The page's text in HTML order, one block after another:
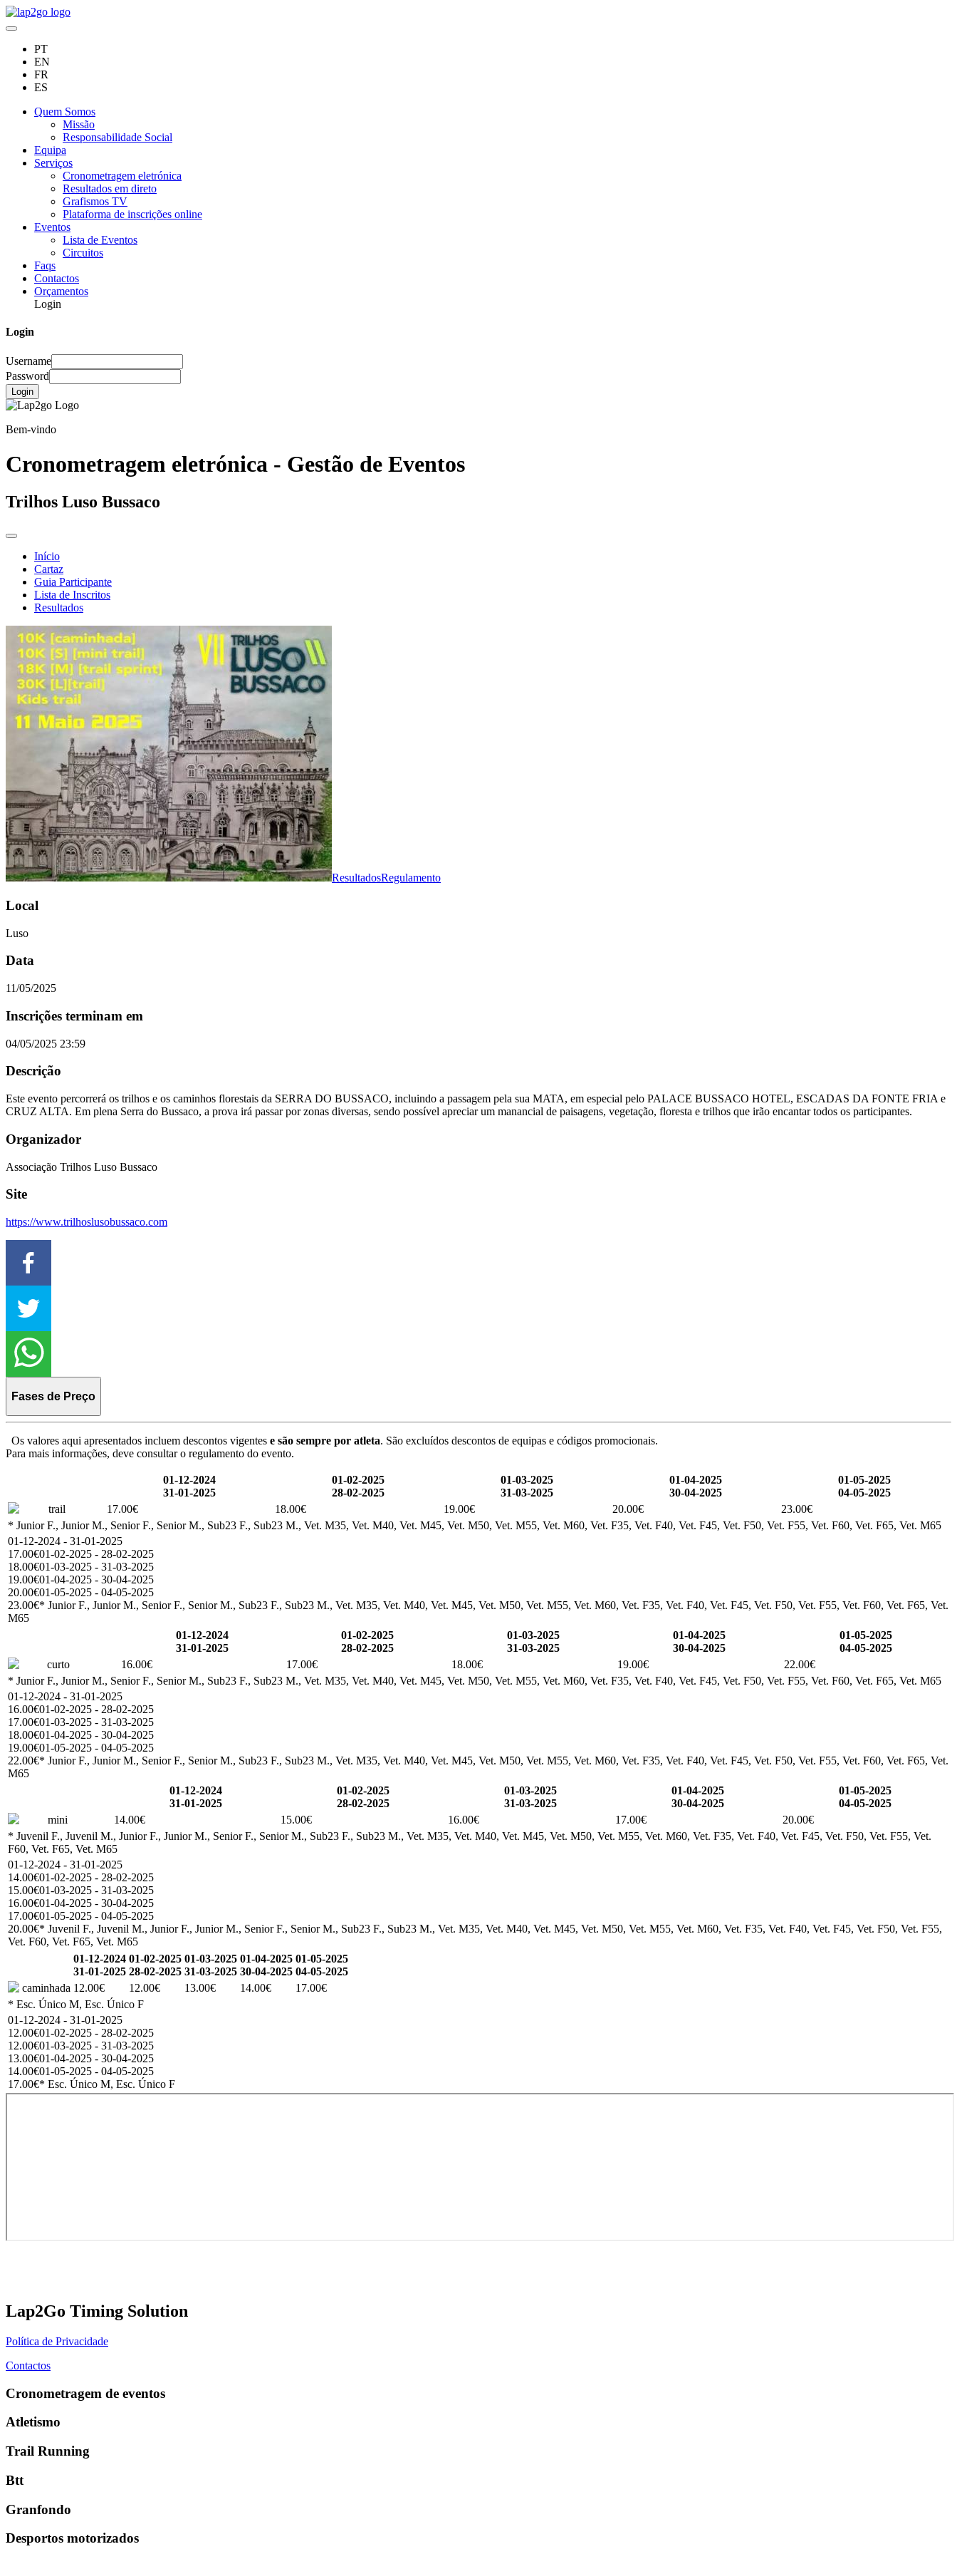
PT
EN
FR
ES
Quem Somos
Missão
Responsabilidade Social
Equipa
Serviços
Cronometragem eletrónica
Resultados em direto
Grafismos TV
Plataforma de inscrições online
Eventos
Lista de Eventos
Circuitos
Faqs
Contactos
Orçamentos
Login
Login
Username
Password
Login
Bem-vindo
Cronometragem eletrónica - Gestão de Eventos
Trilhos Luso Bussaco
Início
Cartaz
Guia Participante
Lista de Inscritos
Resultados
ResultadosRegulamento
Local
Luso
Data
11/05/2025
Inscrições terminam em
04/05/2025 23:59
Descrição
Este evento percorrerá os trilhos e os caminhos florestais da SERRA DO BUSSACO, incluindo a passagem pela sua MATA, em especial pelo PALACE BUSSACO HOTEL, ESCADAS DA FONTE FRIA e
CRUZ ALTA. Em plena Serra do Bussaco, a prova irá passar por zonas diversas, sendo possível apreciar um manancial de paisagens, vegetação, floresta e trilhos que irão encantar todos os participantes.
Organizador
Associação Trilhos Luso Bussaco
Site
https://www.trilhoslusobussaco.com
Fases de Preço
Os valores aqui apresentados incluem descontos vigentes e são sempre por atleta. São excluídos descontos de equipas e códigos promocionais.
Para mais informações, deve consultar o regulamento do evento.
01-12-2024
31-01-2025
01-02-2025
28-02-2025
01-03-2025
31-03-2025
01-04-2025
30-04-2025
01-05-2025
04-05-2025
trail
17.00€ 18.00€ 19.00€ 20.00€
23.00€
* Junior F., Junior M., Senior F., Senior M., Sub23 F., Sub23 M., Vet. M35, Vet. M40, Vet. M45, Vet. M50, Vet. M55, Vet. M60, Vet. F35, Vet. F40, Vet. F45, Vet. F50, Vet. F55, Vet. F60, Vet. F65, Vet. M65
01-12-2024 - 31-01-2025
17.00€01-02-2025 - 28-02-2025
18.00€01-03-2025 - 31-03-2025
19.00€01-04-2025 - 30-04-2025
20.00€01-05-2025 - 04-05-2025
23.00€* Junior F., Junior M., Senior F., Senior M., Sub23 F., Sub23 M., Vet. M35, Vet. M40, Vet. M45, Vet. M50, Vet. M55, Vet. M60, Vet. F35, Vet. F40, Vet. F45, Vet. F50, Vet. F55, Vet. F60, Vet. F65, Vet.
M65
01-12-2024
31-01-2025
01-02-2025
28-02-2025
01-03-2025
31-03-2025
01-04-2025
30-04-2025
01-05-2025
04-05-2025
curto
16.00€ 17.00€ 18.00€ 19.00€
22.00€
* Junior F., Junior M., Senior F., Senior M., Sub23 F., Sub23 M., Vet. M35, Vet. M40, Vet. M45, Vet. M50, Vet. M55, Vet. M60, Vet. F35, Vet. F40, Vet. F45, Vet. F50, Vet. F55, Vet. F60, Vet. F65, Vet. M65
01-12-2024 - 31-01-2025
16.00€01-02-2025 - 28-02-2025
17.00€01-03-2025 - 31-03-2025
18.00€01-04-2025 - 30-04-2025
19.00€01-05-2025 - 04-05-2025
22.00€* Junior F., Junior M., Senior F., Senior M., Sub23 F., Sub23 M., Vet. M35, Vet. M40, Vet. M45, Vet. M50, Vet. M55, Vet. M60, Vet. F35, Vet. F40, Vet. F45, Vet. F50, Vet. F55, Vet. F60, Vet. F65, Vet.
M65
01-12-2024
31-01-2025
01-02-2025
28-02-2025
01-03-2025
31-03-2025
01-04-2025
30-04-2025
01-05-2025
04-05-2025
mini
14.00€ 15.00€ 16.00€ 17.00€
20.00€
* Juvenil F., Juvenil M., Junior F., Junior M., Senior F., Senior M., Sub23 F., Sub23 M., Vet. M35, Vet. M40, Vet. M45, Vet. M50, Vet. M55, Vet. M60, Vet. F35, Vet. F40, Vet. F45, Vet. F50, Vet. F55, Vet.
F60, Vet. F65, Vet. M65
01-12-2024 - 31-01-2025
14.00€01-02-2025 - 28-02-2025
15.00€01-03-2025 - 31-03-2025
16.00€01-04-2025 - 30-04-2025
17.00€01-05-2025 - 04-05-2025
20.00€* Juvenil F., Juvenil M., Junior F., Junior M., Senior F., Senior M., Sub23 F., Sub23 M., Vet. M35, Vet. M40, Vet. M45, Vet. M50, Vet. M55, Vet. M60, Vet. F35, Vet. F40, Vet. F45, Vet. F50, Vet. F55,
Vet. F60, Vet. F65, Vet. M65
01-12-2024
31-01-2025
01-02-2025
28-02-2025
01-03-2025
31-03-2025
01-04-2025
30-04-2025
01-05-2025
04-05-2025
caminhada 12.00€ 12.00€ 13.00€ 14.00€
17.00€
* Esc. Único M, Esc. Único F
01-12-2024 - 31-01-2025
12.00€01-02-2025 - 28-02-2025
12.00€01-03-2025 - 31-03-2025
13.00€01-04-2025 - 30-04-2025
14.00€01-05-2025 - 04-05-2025
17.00€* Esc. Único M, Esc. Único F
Lap2Go Timing Solution
Política de Privacidade
Contactos
Cronometragem de eventos
Atletismo
Trail Running
Btt
Granfondo
Desportos motorizados